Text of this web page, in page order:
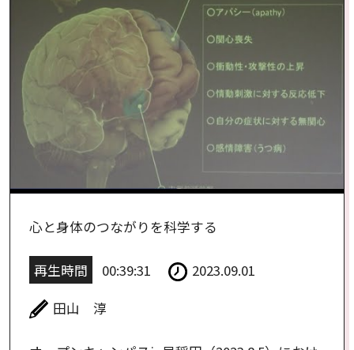
心と身体のつながりを科学する
再生時間 00:39:31 2023.09.01
田山 淳